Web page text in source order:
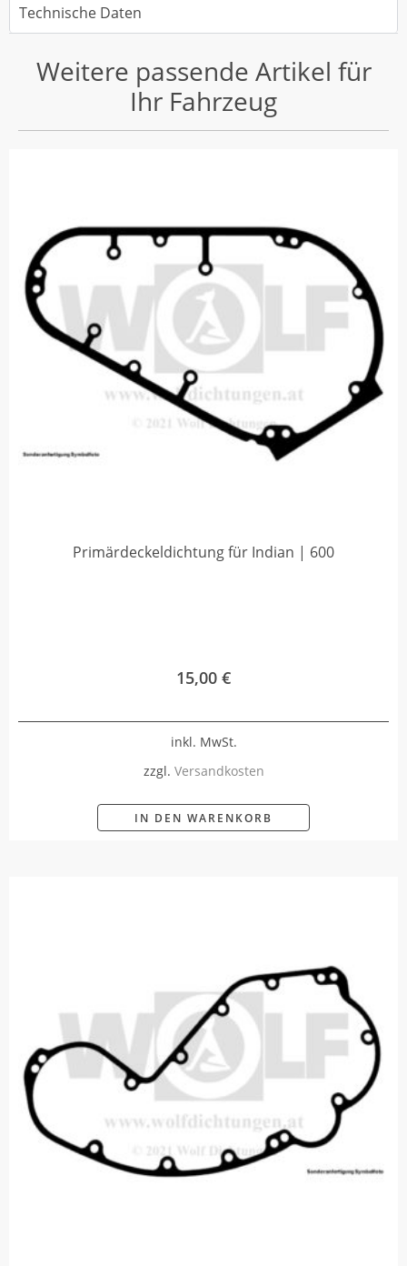
Technische Daten
Weitere passende Artikel für
Ihr Fahrzeug
Primärdeckeldichtung für Indian | 600
15,00 €
inkl. MwSt.
zzgl. Versandkosten
IN DEN WARENKORB